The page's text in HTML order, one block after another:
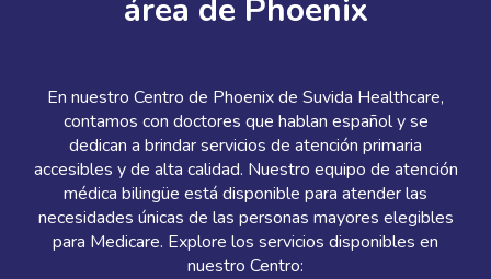
área de Phoenix
En nuestro Centro de Phoenix de Suvida Healthcare,
contamos con doctores que hablan español y se
dedican a brindar servicios de atención primaria
accesibles y de alta calidad. Nuestro equipo de atención
médica bilingüe está disponible para atender las
necesidades únicas de las personas mayores elegibles
para Medicare. Explore los servicios disponibles en
nuestro Centro: